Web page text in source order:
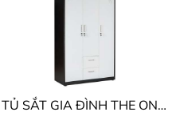
TỦ SẮT GIA ĐÌNH THE ONE TU19B2C2